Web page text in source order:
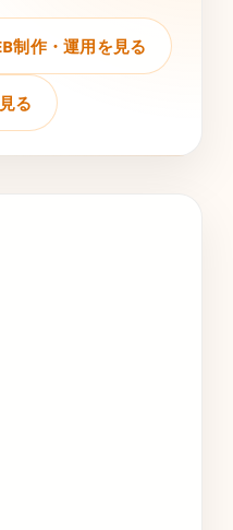
制作・運用を見る
る